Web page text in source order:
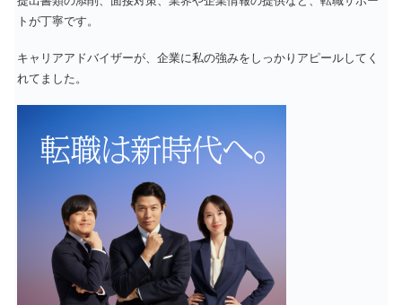
トが丁寧です。
キャリアアドバイザーが、企業に私の強みをしっかりアピールしてく
れてました。